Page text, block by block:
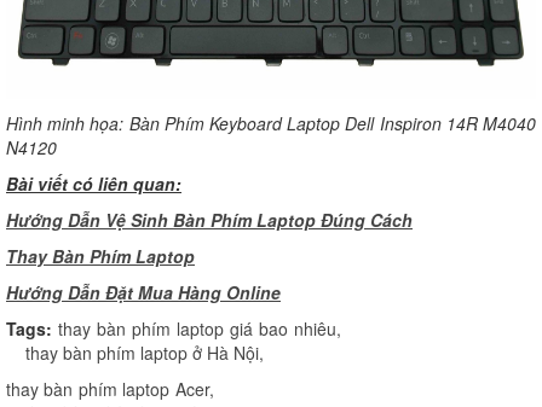
Hình minh họa: Bàn Phím Keyboard Laptop Dell Inspiron 14R M4040
N4120
Bài viết có liên quan:
Hướng Dẫn Vệ Sinh Bàn Phím Laptop Đúng Cách
Thay Bàn Phím Laptop
Hướng Dẫn Đặt Mua Hàng Online
Tags: thay bàn phím laptop giá bao nhiêu,
thay bàn phím laptop ở Hà Nội,
thay bàn phím laptop Acer,